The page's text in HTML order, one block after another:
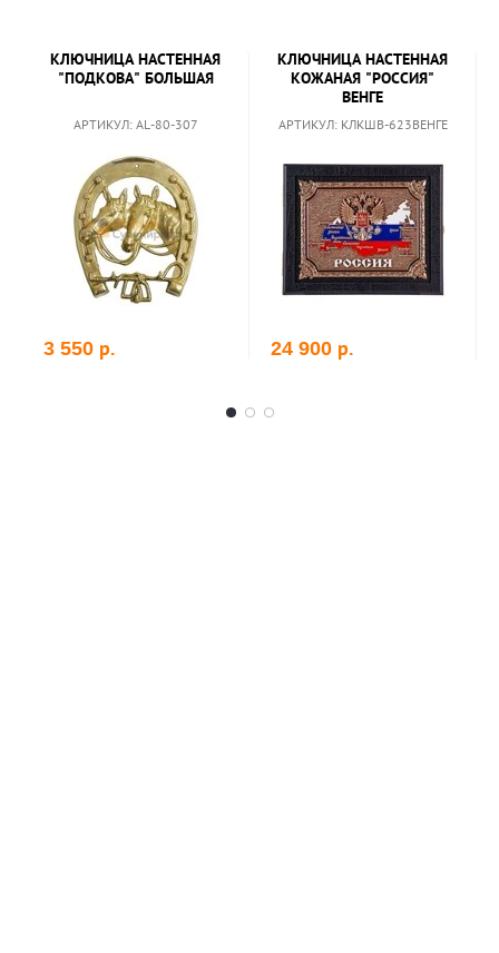
КЛЮЧНИЦА НАСТЕННАЯ
"ПОДКОВА" БОЛЬШАЯ
АРТИКУЛ: AL-80-307
3 550 р.
КЛЮЧНИЦА НАСТЕННАЯ
КОЖАНАЯ "РОССИЯ"
ВЕНГЕ
АРТИКУЛ: КЛКШВ-623ВЕНГЕ
24 900 р.
корзину